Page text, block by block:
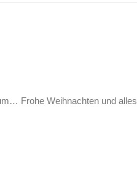
Frohe Weihnachten und alles